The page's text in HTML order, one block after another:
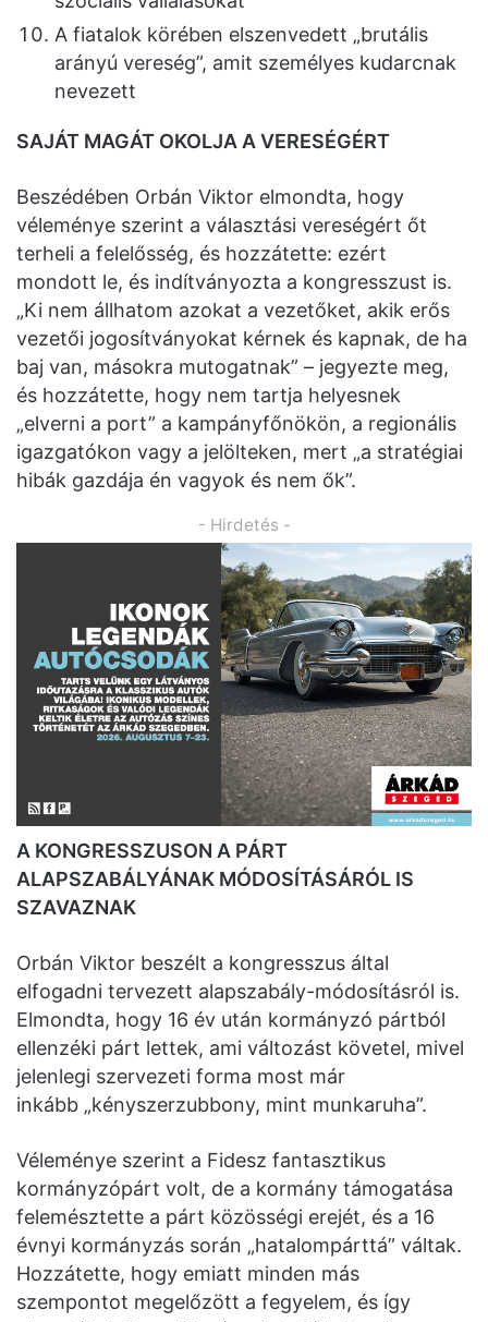
A fiatalok körében elszenvedett „brutális
arányú vereség”, amit személyes kudarcnak
nevezett
SAJÁT MAGÁT OKOLJA A VERESÉGÉRT
Beszédében Orbán Viktor elmondta, hogy
véleménye szerint a választási vereségért őt
terheli a felelősség, és hozzátette: ezért
mondott le, és indítványozta a kongresszust is.
„Ki nem állhatom azokat a vezetőket, akik erős
vezetői jogosítványokat kérnek és kapnak, de ha
baj van, másokra mutogatnak” – jegyezte meg,
és hozzátette, hogy nem tartja helyesnek
„elverni a port” a kampányfőnökön, a regionális
igazgatókon vagy a jelölteken, mert „a stratégiai
hibák gazdája én vagyok és nem ők”.
- Hirdetés -
A KONGRESSZUSON A PÁRT
ALAPSZABÁLYÁNAK MÓDOSÍTÁSÁRÓL IS
SZAVAZNAK
Orbán Viktor beszélt a kongresszus által
elfogadni tervezett alapszabály-módosításról is.
Elmondta, hogy 16 év után kormányzó pártból
ellenzéki párt lettek, ami változást követel, mivel
jelenlegi szervezeti forma most már
inkább „kényszerzubbony, mint munkaruha”.
Véleménye szerint a Fidesz fantasztikus
kormányzópárt volt, de a kormány támogatása
felemésztette a párt közösségi erejét, és a 16
évnyi kormányzás során „hatalompárttá” váltak.
Hozzátette, hogy emiatt minden más
szempontot megelőzött a fegyelem, és így